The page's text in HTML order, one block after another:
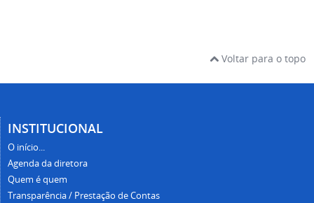
Voltar para o topo
INSTITUCIONAL
O início...
Agenda da diretora
Quem é quem
Transparência / Prestação de Contas